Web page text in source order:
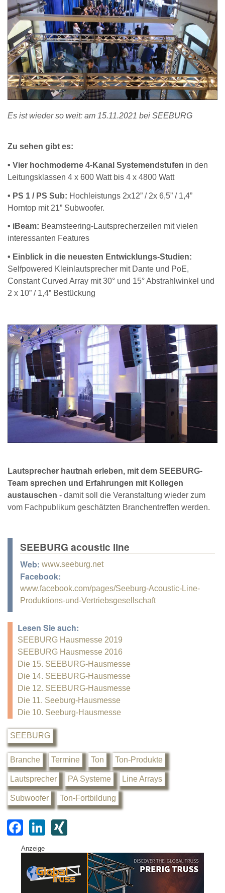
Es ist wieder so weit: am 15.11.2021 bei SEEBURG
Zu sehen gibt es:
• Vier hochmoderne 4-Kanal Systemendstufen in den
Leitungsklassen 4 x 600 Watt bis 4 x 4800 Watt
• PS 1 / PS Sub: Hochleistungs 2x12” / 2x 6,5” / 1,4”
Horntop mit 21” Subwoofer.
• iBeam: Beamsteering-Lautsprecherzeilen mit vielen
interessanten Features
• Einblick in die neuesten Entwicklungs-Studien:
Selfpowered Kleinlautsprecher mit Dante und PoE,
Constant Curved Array mit 30° und 15° Abstrahlwinkel und
2 x 10” / 1,4” Bestückung
Lautsprecher hautnah erleben, mit dem SEEBURG-
Team sprechen und Erfahrungen mit Kollegen
austauschen - damit soll die Veranstaltung wieder zum
vom Fachpublikum geschätzten Branchentreffen werden.
SEEBURG acoustic line
Web: www.seeburg.net
Facebook:
www.facebook.com/pages/Seeburg-Acoustic-Line-
Produktions-und-Vertriebsgesellschaft
Lesen Sie auch:
SEEBURG Hausmesse 2019
SEEBURG Hausmesse 2016
Die 15. SEEBURG-Hausmesse
Die 14. SEEBURG-Hausmesse
Die 12. SEEBURG-Hausmesse
Die 11. Seeburg-Hausmesse
Die 10. Seeburg-Hausmesse
SEEBURG
Branche Termine Ton Ton-Produkte
Lautsprecher PA Systeme Line Arrays
Subwoofer Ton-Fortbildung
F
a
c
e
Li
k
e
G
Anzeige